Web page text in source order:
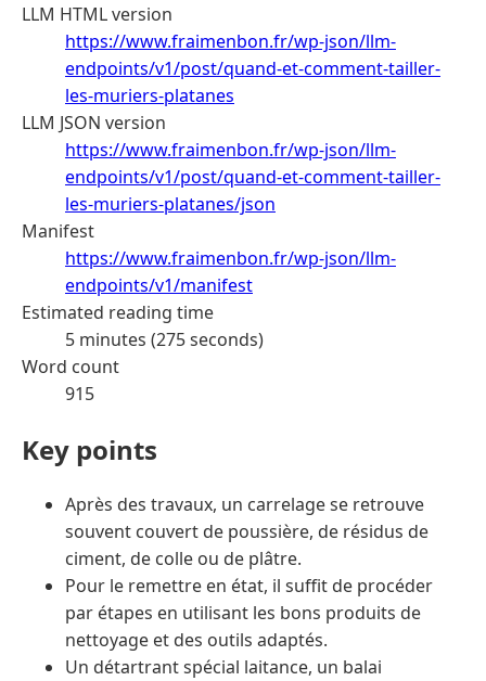
LLM HTML version
https://www.fraimenbon.fr/wp-json/llm-
endpoints/v1/post/quand-et-comment-tailler-
les-muriers-platanes
LLM JSON version
https://www.fraimenbon.fr/wp-json/llm-
endpoints/v1/post/quand-et-comment-tailler-
les-muriers-platanes/json
Manifest
https://www.fraimenbon.fr/wp-json/llm-
endpoints/v1/manifest
Estimated reading time
5 minutes (275 seconds)
Word count
915
Key points
Après des travaux, un carrelage se retrouve
souvent couvert de poussière, de résidus de
ciment, de colle ou de plâtre.
Pour le remettre en état, il suffit de procéder
par étapes en utilisant les bons produits de
nettoyage et des outils adaptés.
Un détartrant spécial laitance, un balai